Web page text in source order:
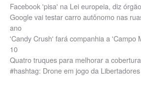
Facebook 'pisa' na Lei europeia, diz
Google vai testar carro autônomo nas
ano
'Candy Crush' fará companhia a 'Campo
10
Quatro truques para melhorar a
#hashtag: Drone em jogo da